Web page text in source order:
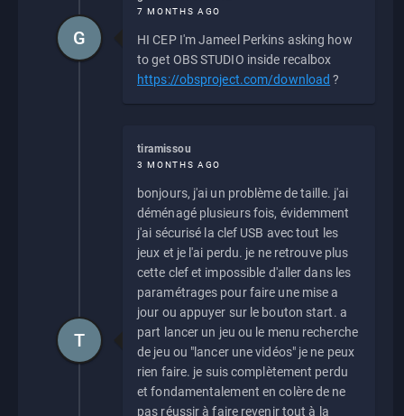
7 MONTHS AGO
HI CEP I'm Jameel Perkins asking how
to get OBS STUDIO inside recalbox
https://obsproject.com/download ?
G
tiramissou
3 MONTHS AGO
bonjours, j'ai un problème de taille. j'ai
déménagé plusieurs fois, évidemment
j'ai sécurisé la clef USB avec tout les
jeux et je l'ai perdu. je ne retrouve plus
cette clef et impossible d'aller dans les
paramétrages pour faire une mise a
jour ou appuyer sur le bouton start. a
part lancer un jeu ou le menu recherche
de jeu ou "lancer une vidéos" je ne peux
rien faire. je suis complètement perdu
et fondamentalement en colère de ne
pas réussir à faire revenir tout à la
T